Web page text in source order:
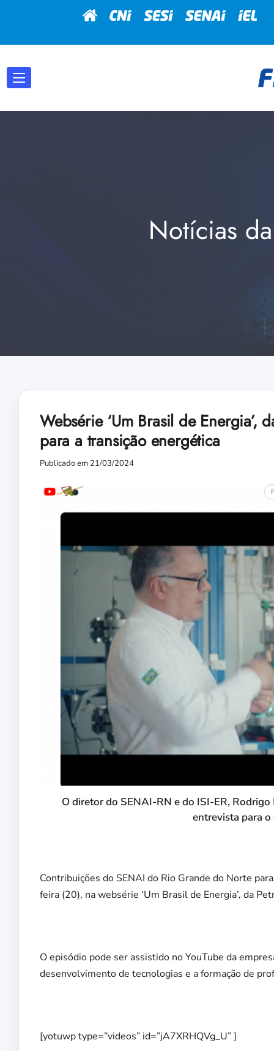
Notícias
Websérie ‘Um Brasil de Energia’,
para a transição energética
Publicado em 21/03/2024
O diretor do SENAI-RN e do ISI-ER,
entrevista para
Contribuições do SENAI do Rio Grande do Norte
feira (20), na websérie ‘Um Brasil de Energia’, da
O episódio pode ser assistido no YouTube da
desenvolvimento de tecnologias e a formação de
[yotuwp type=”videos” id=”jA7XRHQVg_U” ]